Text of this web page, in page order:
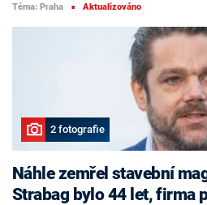
Téma: Praha ■ Aktualizováno
2 fotografie
Náhle zemřel stavební
Strabag bylo 44 let, firma